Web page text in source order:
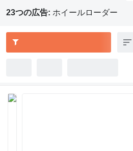
23つの広告: ホイールローダー